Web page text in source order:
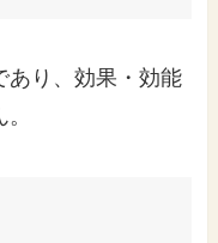
あり、効果・効能